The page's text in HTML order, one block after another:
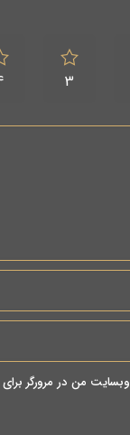
3
من در مرورگر برای